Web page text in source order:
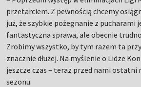
przetarciem. Z pewnością chcemy
już, że szybkie pożegnanie z pucharami
fantastyczna sprawa, ale obecnie
Zrobimy wszystko, by tym razem ta
znacznie dłużej. Na myślenie o Lidze
jeszcze czas – teraz przed nami ostatni
sezonu.